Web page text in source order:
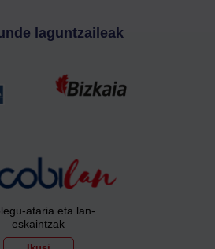
laguntzaileak
ataria eta lan-
eskaintzak